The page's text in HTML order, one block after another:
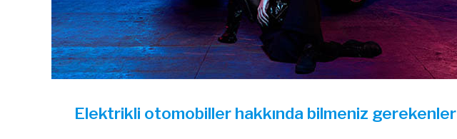
Elektrikli otomobiller hakkında bilmeniz gerekenler